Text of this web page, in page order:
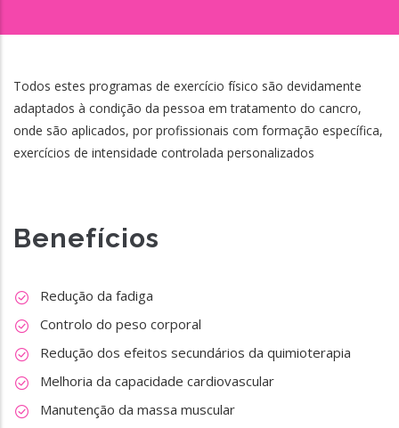
Todos estes programas de exercício físico são devidamente
adaptados à condição da pessoa em tratamento do cancro,
onde são aplicados, por profissionais com formação específica,
exercícios de intensidade controlada personalizados
Benefícios
Redução da fadiga
Controlo do peso corporal
Redução dos efeitos secundários da quimioterapia
Melhoria da capacidade cardiovascular
Manutenção da massa muscular